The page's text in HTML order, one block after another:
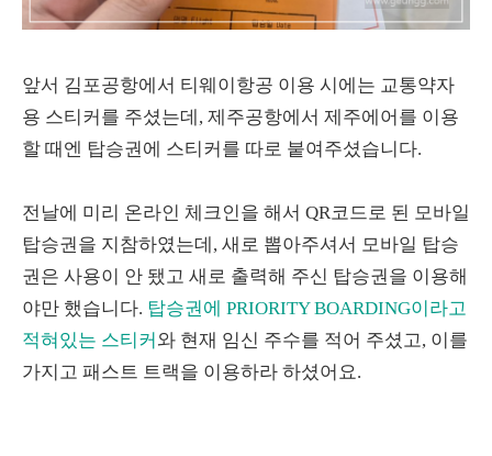
앞서 김포공항에서 티웨이항공 이용 시에는 교통약자
용 스티커를 주셨는데, 제주공항에서 제주에어를 이용
할 때엔 탑승권에 스티커를 따로 붙여주셨습니다.
전날에 미리 온라인 체크인을 해서 QR코드로 된 모바일
탑승권을 지참하였는데, 새로 뽑아주셔서 모바일 탑승
권은 사용이 안 됐고 새로 출력해 주신 탑승권을 이용해
야만 했습니다. 탑승권에 PRIORITY BOARDING이라고
적혀있는 스티커 와 현재 임신 주수를 적어 주셨고, 이를
가지고 패스트 트랙을 이용하라 하셨어요.